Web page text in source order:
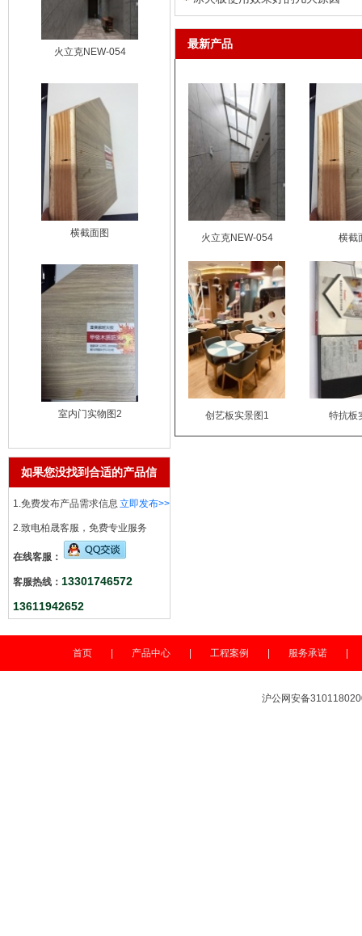
火立克NEW-054
横截面图
室内门实物图2
如果您没找到合适的产品信
息
1.免费发布产品需求信息 立即发布>>
2.致电柏晟客服，免费专业服务
在线客服：
客服热线： 13301746572
13611942652
最新产品
火立克NEW-054 横截
创艺板实景图1 特抗板
首页 产品中心 工程案例 服务承诺
沪公网安备